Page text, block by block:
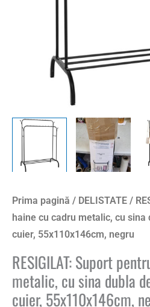
Prima pagină / DELISTATE /
haine cu cadru metalic, cu
cuier, 55x110x146cm, negru
RESIGILAT: Suport
metalic, cu sina dubla
cuier, 55x110x146cm,